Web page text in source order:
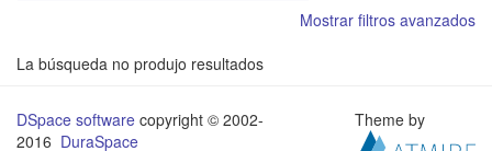
Mostrar filtros avanzados
La búsqueda no produjo resultados
DSpace software copyright © 2002-
2016 DuraSpace
Theme by